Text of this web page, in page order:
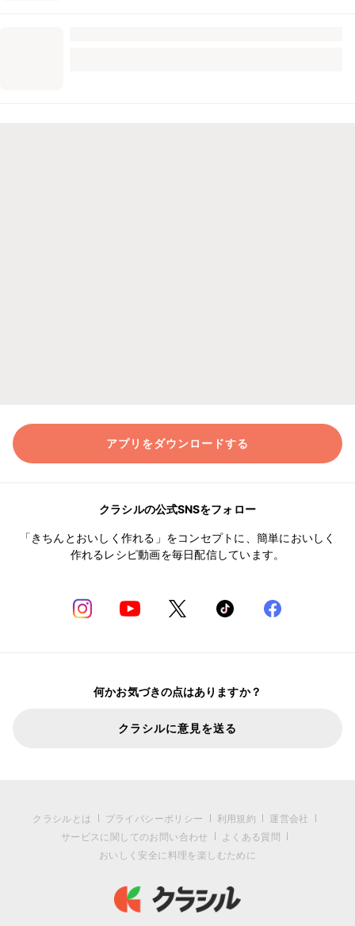
アプリをダウンロードする
クラシルの公式SNSをフォロー
「きちんとおいしく作れる」をコンセプトに、簡単においしく
作れるレシピ動画を毎日配信しています。
何かお気づきの点はありますか？
クラシルに意見を送る
クラシルとは プライバシーポリシー 利用規約
運営会社
サービスに関してのお問い合わせ
よくある質問
おいしく安全に料理を楽しむために